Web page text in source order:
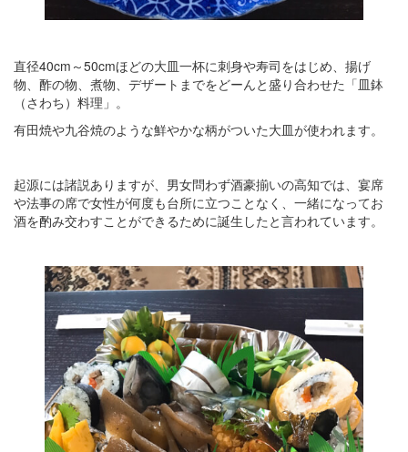
直径40cm～50cmほどの大皿一杯に刺身や寿司をはじめ、揚げ
物、酢の物、煮物、デザートまでをどーんと盛り合わせた「皿鉢
（さわち）料理」。
有田焼や九谷焼のような鮮やかな柄がついた大皿が使われます。
起源には諸説ありますが、男女問わず酒豪揃いの高知では、宴席
や法事の席で女性が何度も台所に立つことなく、一緒になってお
酒を酌み交わすことができるために誕生したと言われています。